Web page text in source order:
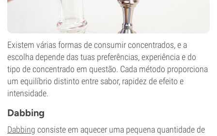
Existem várias formas de consumir concentrados, e a
escolha depende das tuas preferências, experiência e do
tipo de concentrado em questão. Cada método proporciona
um equilíbrio distinto entre sabor, rapidez de efeito e
intensidade.
Dabbing
Dabbing consiste em aquecer uma pequena quantidade de